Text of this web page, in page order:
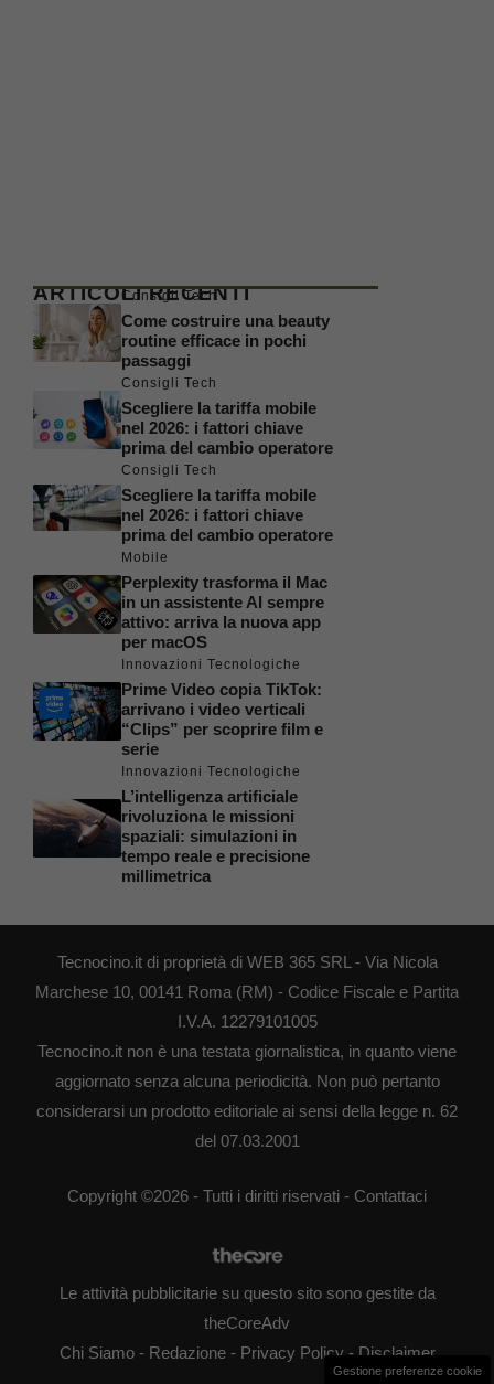
ARTICOLI RECENTI
Consigli Tech
Come costruire una beauty
routine efficace in pochi
passaggi
Consigli Tech
Scegliere la tariffa mobile
nel 2026: i fattori chiave
prima del cambio operatore
Consigli Tech
Scegliere la tariffa mobile
nel 2026: i fattori chiave
prima del cambio operatore
Mobile
Perplexity trasforma il Mac
in un assistente AI sempre
attivo: arriva la nuova app
per macOS
Innovazioni Tecnologiche
Prime Video copia TikTok:
arrivano i video verticali
“Clips” per scoprire film e
serie
Innovazioni Tecnologiche
L’intelligenza artificiale
rivoluziona le missioni
spaziali: simulazioni in
tempo reale e precisione
millimetrica
Tecnocino.it di proprietà di WEB 365 SRL - Via Nicola
Marchese 10, 00141 Roma (RM) - Codice Fiscale e Partita
I.V.A. 12279101005
Tecnocino.it non è una testata giornalistica, in quanto viene
aggiornato senza alcuna periodicità. Non può pertanto
considerarsi un prodotto editoriale ai sensi della legge n. 62
del 07.03.2001
Copyright ©2026 - Tutti i diritti riservati - Contattaci
Le attività pubblicitarie su questo sito sono gestite da
theCoreAdv
Chi Siamo- Redazione- Privacy Policy- Disclaimer
Gestione preferenze cookie